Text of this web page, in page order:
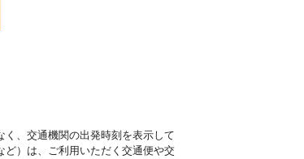
く、交通機関の出発時刻を表示して
）は、ご利用いただく交通便や交